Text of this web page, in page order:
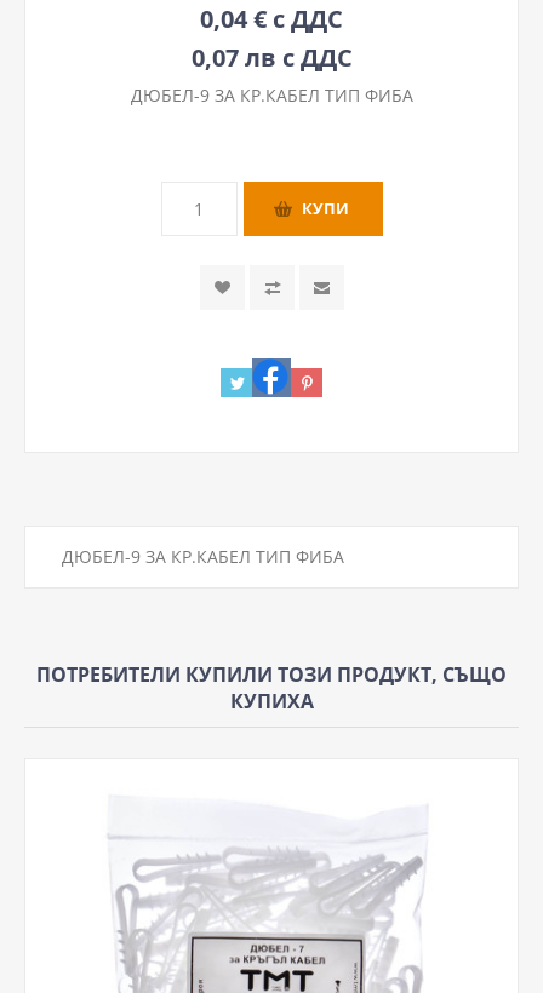
0,04 € с ДДС
0,07 лв с ДДС
ДЮБЕЛ-9 ЗА КР.КАБЕЛ ТИП ФИБА
ДЮБЕЛ-9 ЗА КР.КАБЕЛ ТИП ФИБА
ПОТРЕБИТЕЛИ КУПИЛИ ТОЗИ ПРОДУКТ, СЪЩО
КУПИХА